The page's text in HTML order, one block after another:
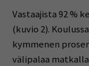
Vastaajista 92 %
(kuvio 2).
kymmenen
välipalaa